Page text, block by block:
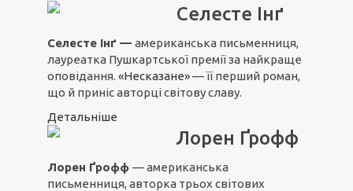
Селесте Інґ
Селесте Інґ — американська письменниця,
лауреатка Пушкартської премії за найкраще
оповідання. «Несказане»— її перший роман,
що й приніс авторці світову славу.
Детальніше
Лорен Ґрофф
Лорен Ґрофф — американська
письменниця, авторка трьох світових